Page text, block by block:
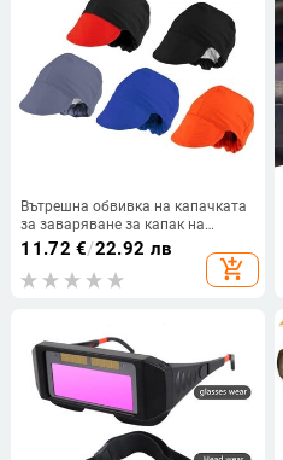
Вътрешна обвивка на капачката
за заваряване за капак на
каската за заварчик
11.72 €/22.92 лв
add_shopping_cart